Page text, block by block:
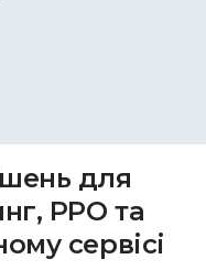
для
РРО та
сервісі